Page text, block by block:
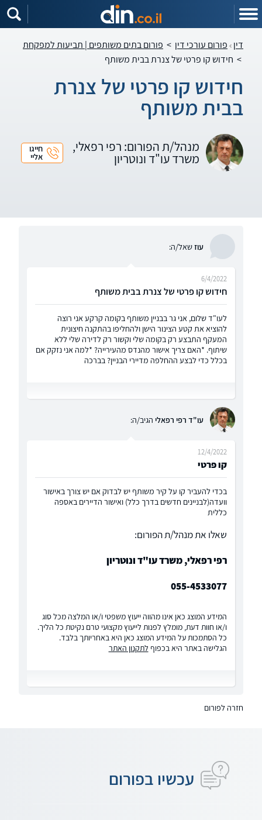
דין פורום עורכי דין > פורום בתים משותפים | תביעות למפקחת
> חידוש קו פרטי של צנרת בבית משותף
חידוש קו פרטי של צנרת
בבית משותף
מנהל/ת הפורום: רפי רפאלי,
משרד עו"ד ונוטריון
חייגו
אליי
עוזשאל/ה:
חידוש קו פרטי של צנרת בבית משותף
6/4/2022
לעו"ד שלום, אני גר בבניין משותף בקומה קרקע אני רוצה
להוציא את קטע הצינור הישן ולהחליפו בהתקנה חיצונית
המעקף התבצע רק בקומה שלי וקשור רק לדירה שלי ללא
שיתוף. *האם צריך אישור מהנדס מהעירייה? *למה אני נזקק אם
בכלל כדי לבצע ההחלפה מדיירי הבניין? בברכה
עו"ד רפי רפאלי הגיב/ה:
קו פרטי
12/4/2022
בכדי להעביר קו על קיר משותף יש לבדוק אם יש צורך באישור
וועדה(לבניינים חדשים בדרך כלל) ואישור הדיירים באספה
כללית
שאלו את מנהל/ת הפורום:
רפי רפאלי, משרד עו"ד ונוטריון
055-4533077
המידע המוצג כאן אינו מהווה ייעוץ משפטי ו/או המלצה מכל סוג
ו/או חוות דעת, מומלץ לפנות לייעוץ מקצועי טרם נקיטת כל הליך.
כל הסתמכות על המידע המוצג כאן היא באחריותך בלבד.
הגלישה באתר היא בכפוף לתקנון האתר
חזרה לפורום
עכשיו בפורום